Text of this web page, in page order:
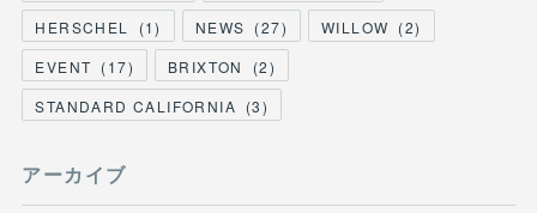
HERSCHEL
(1) NEWS (27) WILLOW (2)
EVENT (17) BRIXTON (2)
STANDARD CALIFORNIA (3)
アーカイブ